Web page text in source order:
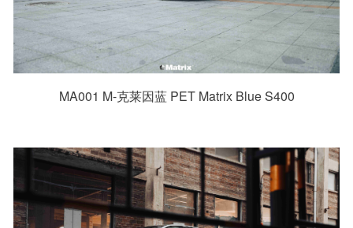
MA001 M-克莱因蓝 PET Matrix Blue S400